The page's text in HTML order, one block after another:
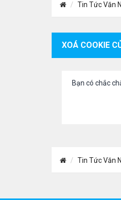
Tin Tức Văn
XOÁ COOKIE
Bạn có chắc
Tin Tức Văn